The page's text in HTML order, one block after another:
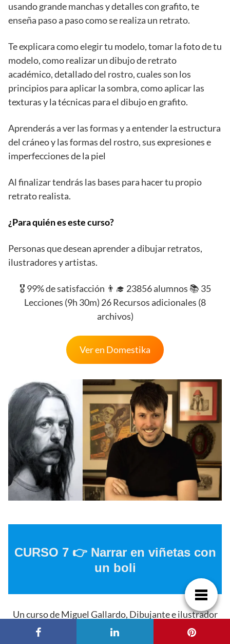
usando grande manchas y detalles con grafito, te
enseña paso a paso como se realiza un retrato.
Te explicara como elegir tu modelo, tomar la foto de tu
modelo, como realizar un dibujo de retrato
académico, detallado del rostro, cuales son los
principios para aplicar la sombra, como aplicar las
texturas y la técnicas para el dibujo en grafito.
Aprenderás a ver las formas y a entender la estructura
del cráneo y las formas del rostro, sus expresiones e
imperfecciones de la piel
Al finalizar tendrás las bases para hacer tu propio
retrato realista.
¿Para quién es este curso?
Personas que desean aprender a dibujar retratos,
ilustradores y artistas.
🎖️ 99% de satisfacción 👨‍🎓 23856 alumnos 📚 35
Lecciones (9h 30m) 26 Recursos adicionales (8
archivos)
Ver en Domestika
CURSO 7 👉 Narrar en viñetas con
un boli
Un curso de Miguel Gallardo, Dibujante e ilustrador
Aprenderás de forma divertida como crear viñetas,